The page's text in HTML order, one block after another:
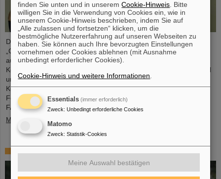
Die CBM-Kollaboration hat zwei Nachwuchsforschende mit dem
„CBM Best Thesis Award“ für herausragende Promotionsarbeiten
ausgezeichnet. Die Preise wurden während des CBM-
Kollaborationsmeetings verliehen und gingen an Dr. Vikas Singhal
und Dr. Marcel Bajdel. Das CBM-Experiment für komprimierte
Kernmaterie (Compressed Baryonic Matter) ist eine der zentralen
Forschungssäulen des internationalen Beschleunigerzentrums
FAIR, das derzeit bei GSI entsteht.
Mehr »
finden Sie unten und in unseremCookie-Hinweis . Bitte
willigen Sie in die Verwendung von Cookies ein, wie in
unserem Cookie-Hinweis beschrieben, indem Sie auf
„Alle zulassen und fortsetzen“ klicken, um die
bestmögliche Nutzererfahrung auf unseren Webseiten zu
haben. Sie können auch Ihre bevorzugten Einstellungen
vornehmen oder Cookies ablehnen (mit Ausnahme
unbedingt erforderlicher Cookies).
Cookie-Hinweis und weitere Informationen
Essentials (immer erforderlich)
Zweck: Unbedingt erforderliche Cookies
Matomo
Zweck: Statistik-Cookies
Meine Auswahl bestätigen